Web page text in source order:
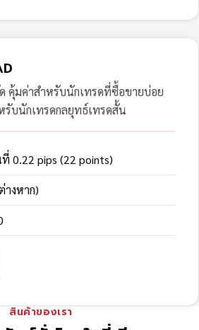
คุ้มค่าสำหรับนักเทรดที่ซื้อขายบ่อย
รับนักเทรดกลยุทธ์เทรดสั้น
0.22 pips (22 points)
งหาก)
สินค้าของเรา